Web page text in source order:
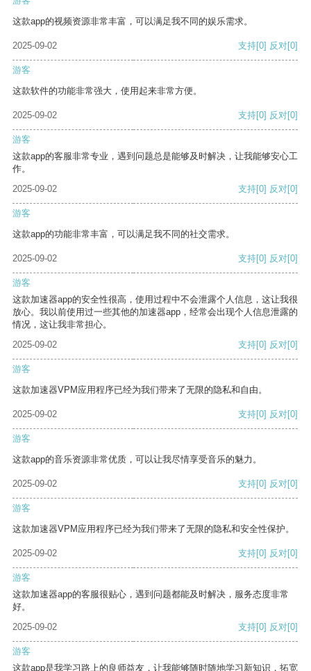
这款app的视频资源非常丰富，可以满足我不同的娱乐需求。
2025-09-02 支持[0] 反对[0]
游客
这款软件的功能非常强大，使用起来非常方便。
2025-09-02 支持[0] 反对[0]
游客
这款app的客服非常专业，遇到问题总是能够及时解决，让我能够安心工
作。
2025-09-02
支持[0] 反对[0]
游客
这款app的功能非常丰富，可以满足我不同的社交需求。
2025-09-02 支持[0] 反对[0]
游客
这款加速器app的安全性很高，使用过程中不会泄露个人信息，这让我很
放心。我以前使用过一些其他的加速器app，经常会出现个人信息泄露的
情况，这让我非常担心。
2025-09-02
支持[0] 反对[0]
游客
这款加速器VPM应用程序已经为我们带来了无限的隐私和自由。
2025-09-02 支持[0] 反对[0]
游客
这款app的音乐资源非常优质，可以让我尽情享受音乐的魅力。
2025-09-02 支持[0] 反对[0]
游客
这款加速器VPM应用程序已经为我们带来了无限的隐私和安全性保护。
2025-09-02 支持[0] 反对[0]
游客
这款加速器app的客服很贴心，遇到问题都能及时解决，服务态度非常
好。
2025-09-02
支持[0] 反对[0]
游客
这款app是我学习路上的良师益友，让我能够随时随地学习新知识，拓宽